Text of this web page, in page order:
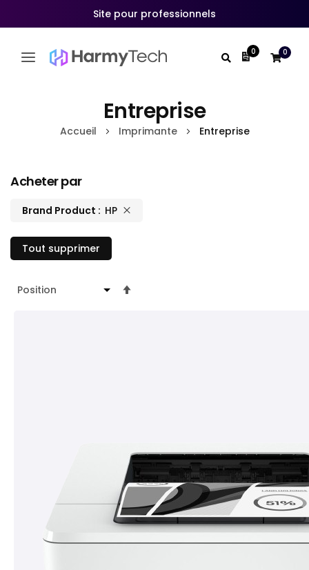
Site pour professionnels
Mon devis
0 0
Entreprise
Accueil Imprimante Entreprise
Acheter par
Brand Product HP
Tout supprimer